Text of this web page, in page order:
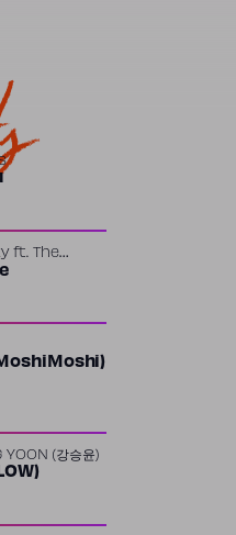
ft.
The
YOON (강승윤)